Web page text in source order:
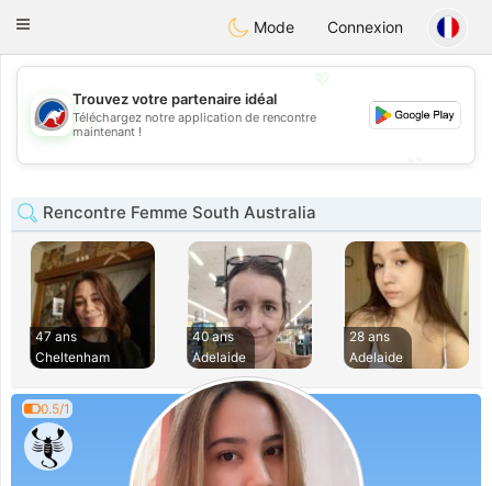
AustraliaChat
Toggle
Mode Connexion
💖
💕
Trouvez votre partenaire idéal
Téléchargez notre application de rencontre
maintenant !
Rencontre Femme South Australia
47 ans
Cheltenham
40 ans
Adelaide
28 ans
Adelaide
0.5/1